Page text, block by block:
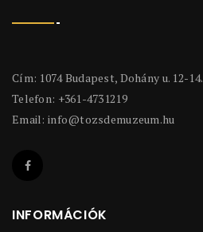
Cím: 1074 Budapest, Dohány u. 12-14.
Telefon: +361-4731219
Email: info@tozsdemuzeum.hu
INFORMÁCIÓK